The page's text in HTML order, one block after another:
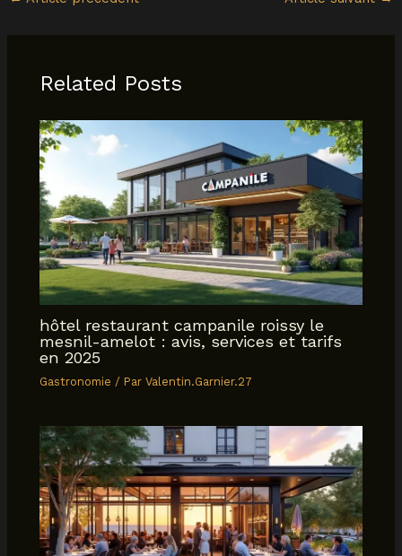
Related Posts
hôtel restaurant campanile roissy le
mesnil-amelot : avis, services et tarifs
en 2025
Gastronomie / ParValentin.Garnier.27